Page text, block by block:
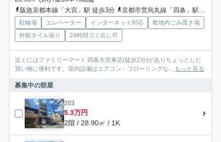
阪急京都本線「大宮」駅 徒歩3分
京都市営烏丸線「四条」駅 徒歩13分
駐輪場 エレベーター インターネット対応
敷地内ごみ置き場
外観タイル張り
24時間ゴミ出し可
近くにはファミリーマート 四条大宮東店(徒歩2分)がありちょっとした
買い物に便利です。室内設備はエアコン・フローリングな... もっと見る
募集中の部屋
203
5.3万円
2階 / 28.90㎡ / 1K